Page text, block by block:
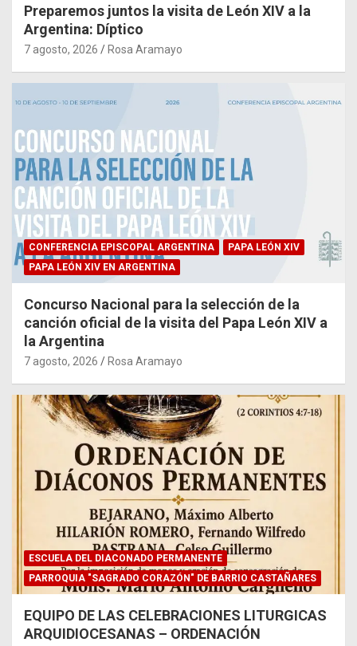
Preparemos juntos la visita de León XIV a la
Argentina: Díptico
7 agosto, 2026 Rosa Aramayo
CONFERENCIA EPISCOPAL ARGENTINA
PAPA LEÓN XIV
PAPA LEÓN XIV EN ARGENTINA
Concurso Nacional para la selección de la
canción oficial de la visita del Papa León XIV a
la Argentina
7 agosto, 2026 Rosa Aramayo
ESCUELA DEL DIACONADO PERMANENTE
PARROQUIA "SAGRADO CORAZÓN" DE BARRIO CASTAÑARES
EQUIPO DE LAS CELEBRACIONES LITURGICAS
ARQUIDIOCESANAS – ORDENACIÓN